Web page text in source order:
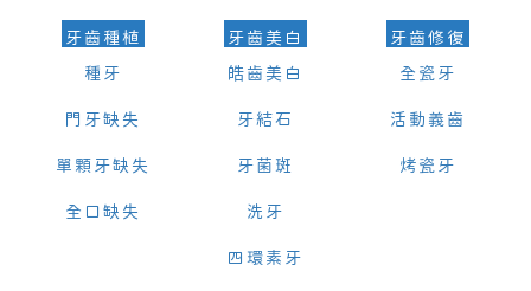
牙齒種植
種牙
門牙缺失
單顆牙缺失
全口缺失
牙齒美白
皓齒美白
牙結石
牙菌斑
洗牙
四環素牙
牙齒修復
全瓷牙
活動義齒
烤瓷牙